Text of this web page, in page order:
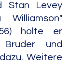
Stan Levey
holte er
und
Weitere